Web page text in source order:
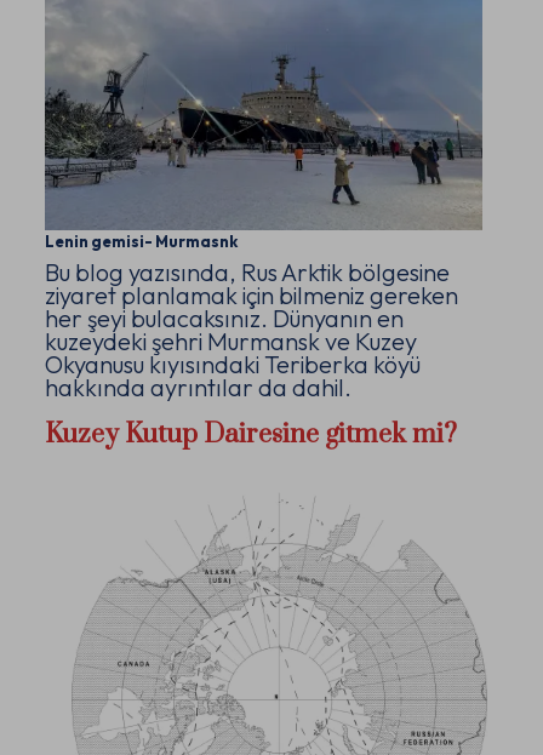
Lenin gemisi- Murmasnk
Bu blog yazısında, Rus Arktik bölgesine
ziyaret planlamak için bilmeniz gereken
her şeyi bulacaksınız. Dünyanın en
kuzeydeki şehri Murmansk ve Kuzey
Okyanusu kıyısındaki Teriberka köyü
hakkında ayrıntılar da dahil.
Kuzey Kutup Dairesine gitmek mi?